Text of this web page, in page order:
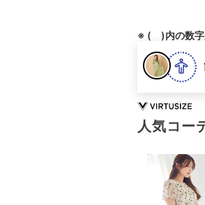
※ ( )内の数字
人気コー